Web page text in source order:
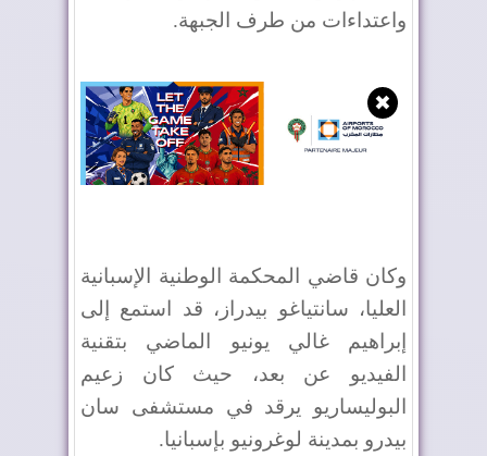
واعتداءات من طرف الجبهة.
✖
وكان قاضي المحكمة الوطنية الإسبانية
العليا، سانتياغو بيدراز، قد استمع إلى
إبراهيم غالي يونيو الماضي بتقنية
الفيديو عن بعد، حيث كان زعيم
البوليساريو يرقد في مستشفى سان
بيدرو بمدينة لوغرونيو بإسبانيا.